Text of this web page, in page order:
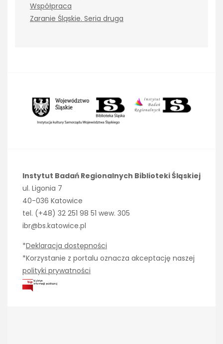
Współpraca
Zaranie Śląskie. Seria druga
Instytut Badań Regionalnych Biblioteki Śląskiej
ul. Ligonia 7
40-036 Katowice
tel. (+48) 32 251 98 51 wew. 305
ibr@bs.katowice.pl
*Deklaracja dostępności
*Korzystanie z portalu oznacza akceptację naszej
polityki prywatności